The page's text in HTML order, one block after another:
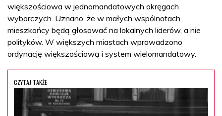
większościowa w jednomandatowych okręgach
wyborczych. Uznano, że w małych wspólnotach
mieszkańcy będą głosować na lokalnych liderów, a nie
polityków. W większych miastach wprowadzono
ordynację większościową i system wielomandatowy.
CZYTAJ TAKŻE